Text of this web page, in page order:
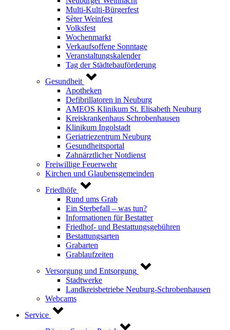
Multi-Kulti-Bürgerfest
Sèter Weinfest
Volksfest
Wochenmarkt
Verkaufsoffene Sonntage
Veranstaltungskalender
Tag der Städtebauförderung
Gesundheit
Apotheken
Defibrillatoren in Neuburg
AMEOS Klinikum St. Elisabeth Neuburg
Kreiskrankenhaus Schrobenhausen
Klinikum Ingolstadt
Geriatriezentrum Neuburg
Gesundheitsportal
Zahnärztlicher Notdienst
Freiwillige Feuerwehr
Kirchen und Glaubensgemeinden
Friedhöfe
Rund ums Grab
Ein Sterbefall – was tun?
Informationen für Bestatter
Friedhof- und Bestattungsgebühren
Bestattungsarten
Grabarten
Grablaufzeiten
Versorgung und Entsorgung
Stadtwerke
Landkreisbetriebe Neuburg-Schrobenhausen
Webcams
Service